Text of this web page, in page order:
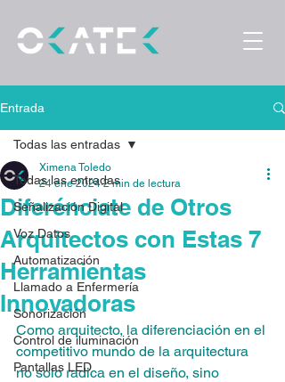
Entrada
Todas las entradas
Señalización Digital
Voz Datos
Automatización
Llamado a Enfermería
Sonorización
Control de iluminación
Pantallas LED
Todas las entradas
Diferénciate de Otros
Arquitectos con Estas 7
Herramientas
Innovadoras
Ximena Toledo
24 ene 2024 2 min de lectura
Como arquitecto, la diferenciación en el
competitivo mundo de la arquitectura
no solo radica en el diseño, sino